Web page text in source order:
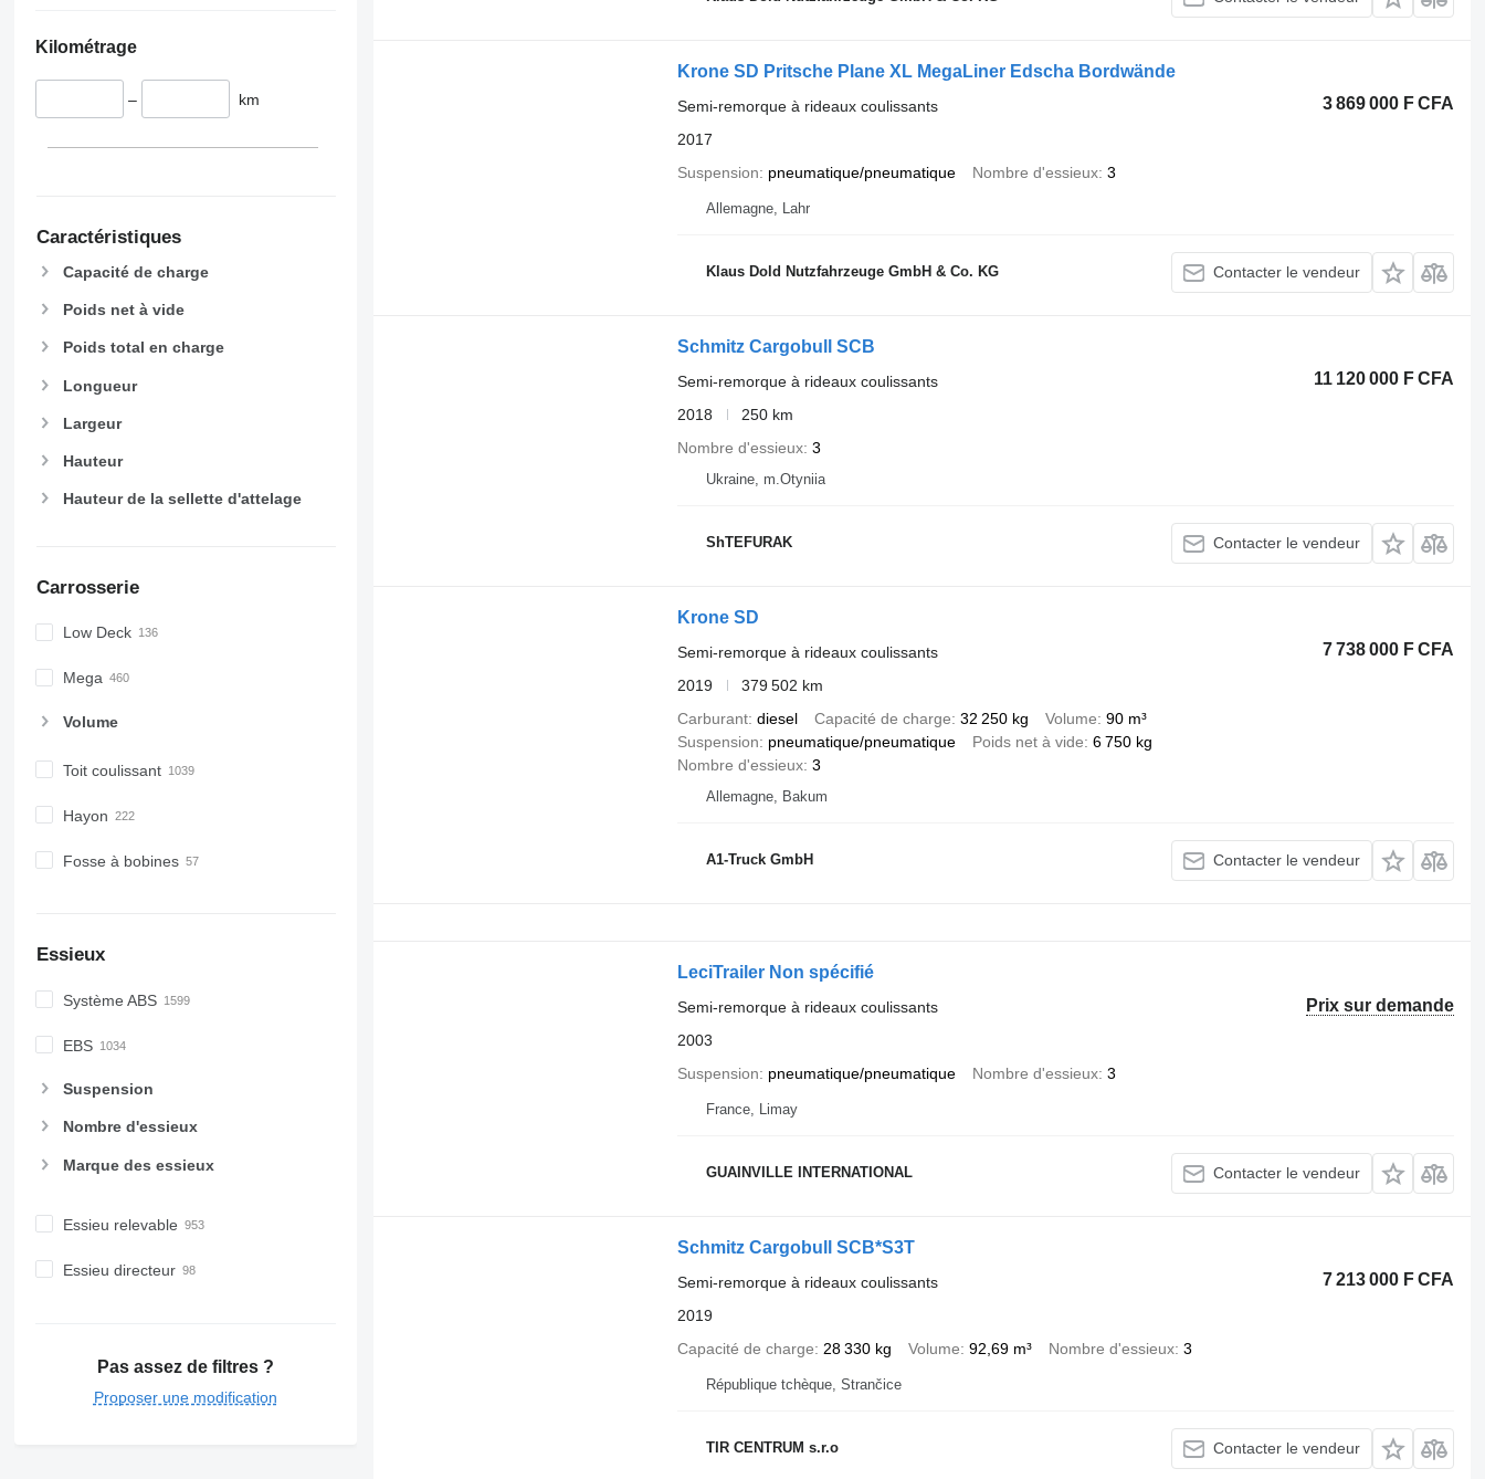
Kilométrage
– km
Caractéristiques
Capacité de charge
Poids net à vide
Poids total en charge
Longueur
Largeur
Hauteur
Hauteur de la sellette d'attelage
Carrosserie
Low Deck
Mega
Volume
Toit coulissant
Hayon
Fosse à bobines
Essieux
Système ABS
EBS
Suspension
Nombre d'essieux
Marque des essieux
Essieu relevable
Essieu directeur
Pas assez de filtres ?
Proposer une modification
Krone SD Pritsche Plane XL MegaLiner Edscha Bordwände
3 869 000 F CFA
Semi-remorque à rideaux coulissants
2017
Suspension
pneumatique/pneumatique Nombre d'essieux 3
Allemagne, Lahr
Klaus Dold Nutzfahrzeuge GmbH & Co. KG Contacter le vendeur
Schmitz Cargobull SCB
11 120 000 F CFA
Semi-remorque à rideaux coulissants
2018
250 km
Nombre d'essieux 3
Ukraine, m.Otyniia
ShTEFURAK Contacter le vendeur
Krone SD
7 738 000 F CFA
Semi-remorque à rideaux coulissants
2019
379 502 km
Carburant diesel Capacité de charge 32 250 kg Volume 90 m³
Suspension
pneumatique/pneumatique Poids net à vide 6 750 kg
Nombre d'essieux 3
Allemagne, Bakum
A1-Truck GmbH Contacter le vendeur
LeciTrailer Non spécifié
Prix sur demande
Semi-remorque à rideaux coulissants
2003
Suspension
pneumatique/pneumatique Nombre d'essieux 3
France, Limay
GUAINVILLE INTERNATIONAL Contacter le vendeur
Schmitz Cargobull SCB*S3T
7 213 000 F CFA
Semi-remorque à rideaux coulissants
2019
Capacité de charge
28 330 kg Volume 92,69 m³ Nombre d'essieux 3
République tchèque, Strančice
TIR CENTRUM s.r.o Contacter le vendeur